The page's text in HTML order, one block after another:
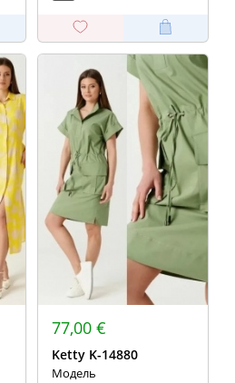
77,00 €
Ketty K-14880
Модель